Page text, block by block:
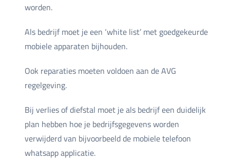
worden.
Als bedrijf moet je een ‘white list’ met goedgekeurde
mobiele apparaten bijhouden.
Ook reparaties moeten voldoen aan de AVG
regelgeving.
Bij verlies of diefstal moet je als bedrijf een duidelijk
plan hebben hoe je bedrijfsgegevens worden
verwijderd van bijvoorbeeld de mobiele telefoon
whatsapp applicatie.